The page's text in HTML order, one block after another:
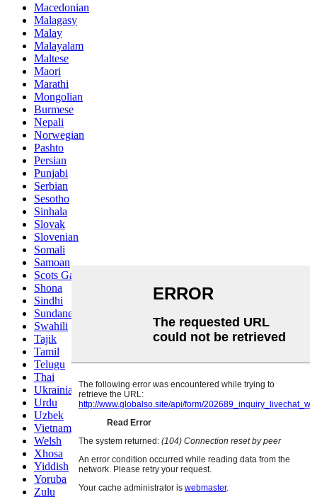
Macedonian
Malagasy
Malay
Malayalam
Maltese
Maori
Marathi
Mongolian
Burmese
Nepali
Norwegian
Pashto
Persian
Punjabi
Serbian
Sesotho
Sinhala
Slovak
Slovenian
Somali
Samoan
Scots Gaelic
Shona
Sindhi
Sundanese
Swahili
Tajik
Tamil
Telugu
Thai
Ukrainian
Urdu
Uzbek
Vietnamese
Welsh
Xhosa
Yiddish
Yoruba
Zulu